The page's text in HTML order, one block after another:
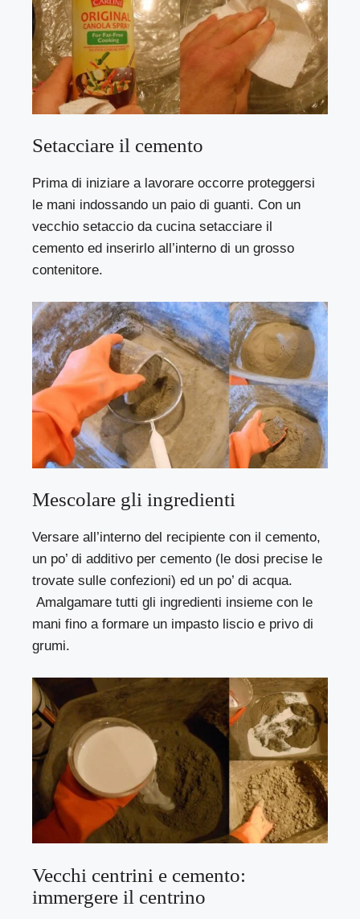
Setacciare il cemento
Prima di iniziare a lavorare occorre proteggersi
le mani indossando un paio di guanti. Con un
vecchio setaccio da cucina setacciare il
cemento ed inserirlo all’interno di un grosso
contenitore.
Mescolare gli ingredienti
Versare all’interno del recipiente con il cemento,
un po’ di additivo per cemento (le dosi precise le
trovate sulle confezioni) ed un po’ di acqua.
Amalgamare tutti gli ingredienti insieme con le
mani fino a formare un impasto liscio e privo di
grumi.
Vecchi centrini e cemento:
immergere il centrino